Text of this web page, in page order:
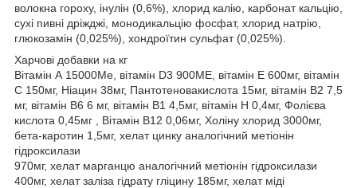
волокна гороху, інулін (0,6%), хлорид калію, карбонат кальцію,
сухі пивні дріжджі, монодикальцію фосфат, хлорид натрію,
глюкозамін (0,025%), хондроїтин сульфат (0,025%).
Харчові добавки на кг
Вітамін А 15000Ме, вітамін D3 900МЕ, вітамін Е 600мг, вітамін
С 150мг, Ніацин 38мг, Пантотеновакислота 15мг, вітамін В2 7,5
мг, вітамін В6 6 мг, вітамін В1 4,5мг, вітамін Н 0,4мг, Фолієва
кислота 0,45мг , Вітамін В12 0,06мг, Холіну хлорид 3000мг,
бета-каротин 1,5мг, хелат цинку аналогічний метіонін
гідроксилази
970мг, хелат марганцю аналогічний метіонін гідроксилази
400мг, хелат заліза гідрату гліцину 185мг, хелат міді